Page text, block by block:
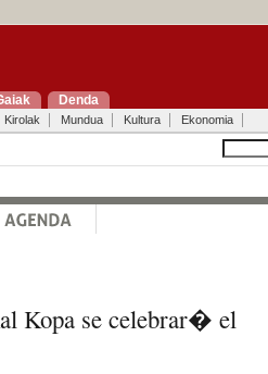
Denda
Kirolak Mundua Kultura Ekonomia
Kopa se celebrar� el